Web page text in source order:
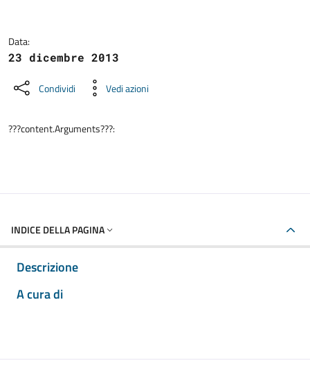
Data:
23 dicembre 2013
Condividi Vedi azioni
???content.Arguments???:
INDICE DELLA PAGINA
Descrizione
A cura di